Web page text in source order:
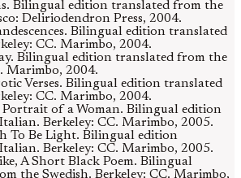
Bilingual edition translated from the
Deliriodendron Press, 2004.
Bilingual edition translated
CC. Marimbo, 2004.
Bilingual edition translated from the
Marimbo, 2004.
Verses. Bilingual edition translated
CC. Marimbo, 2004.
of a Woman. Bilingual edition
Berkeley: CC. Marimbo, 2005.
To Be Light. Bilingual edition
Berkeley: CC. Marimbo, 2005.
A Short Black Poem. Bilingual
the Swedish. Berkeley: CC. Marimbo,